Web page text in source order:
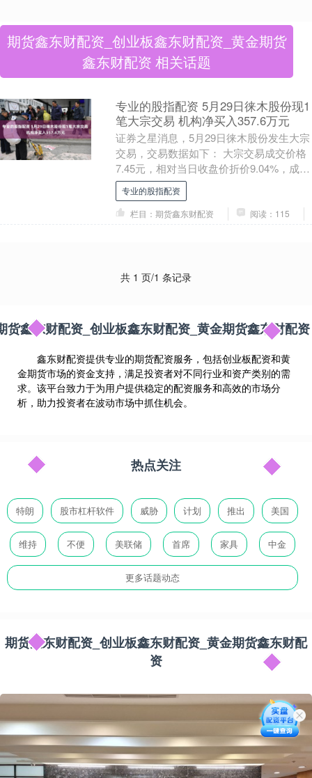
期货鑫东财配资_创业板鑫东财配资_黄金期货
鑫东财配资 相关话题
专业的股指配资 5月29日徕木股份现1
笔大宗交易 机构净买入357.6万元
证券之星消息，5月29日徕木股份发生大宗
交易，交易数据如下： 大宗交易成交价格
7.45元，相对当日收盘价折价9.04%，成交
48万股，成交金额357.6万元，买....
专业的股指配资
栏目：期货鑫东财配资
阅读：115
共 1 页/1 条记录
货鑫东财配资_创业板鑫东财配资_黄金期货鑫东财配资
鑫东财配资提供专业的期货配资服务，包括创业板配资和黄
金期货市场的资金支持，满足投资者对不同行业和资产类别的需
求。该平台致力于为用户提供稳定的配资服务和高效的市场分
析，助力投资者在波动市场中抓住机会。
热点关注
特朗 股市杠杆软件 威胁 计划 推出 美国
维持 不便 美联储 首席 家具 中金
更多话题动态
期货鑫东财配资_创业板鑫东财配资_黄金期货鑫东财配
资